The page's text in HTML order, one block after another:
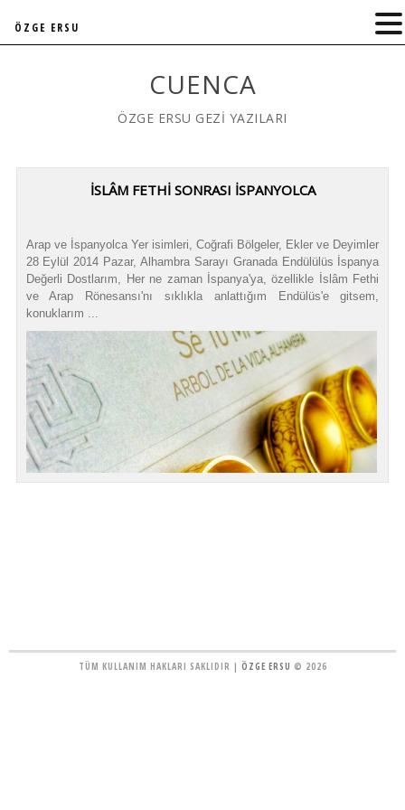
CUENCA
ÖZGE ERSU GEZİ YAZILARI
İSLÂM FETHİ SONRASI İSPANYOLCA
Arap ve İspanyolca Yer isimleri, Coğrafi Bölgeler, Ekler ve Deyimler
28 Eylül 2014 Pazar, Alhambra Sarayı Granada Endülülüs İspanya
Değerli Dostlarım, Her ne zaman İspanya'ya, özellikle İslâm Fethi
ve Arap Rönesansı'nı sıklıkla anlattığım Endülüs'e gitsem,
konuklarım ...
TÜM KULLANIM HAKLARI SAKLIDIR | ÖZGE ERSU © 2026
ÖZGE ERSU